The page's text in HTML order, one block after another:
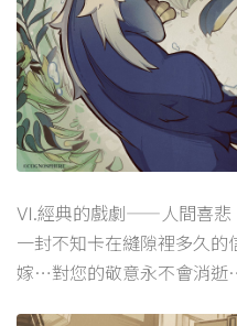
Ⅵ.經典的戲劇——人間喜悲
一封不知卡在縫隙裡多久
嫁…對您的敬意永不會消逝